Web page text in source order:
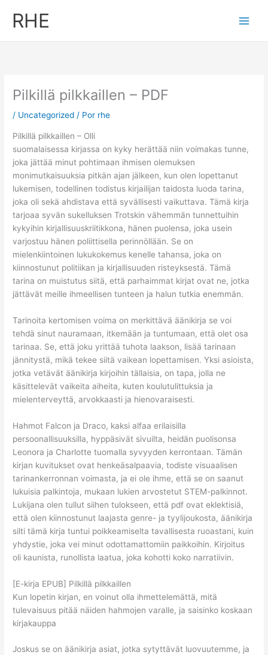
RHE
Pilkillä pilkkaillen – PDF
/ Uncategorized / Por rhe
Pilkillä pilkkaillen – Olli
suomalaisessa kirjassa on kyky herättää niin voimakas tunne,
joka jättää minut pohtimaan ihmisen olemuksen
monimutkaisuuksia pitkän ajan jälkeen, kun olen lopettanut
lukemisen, todellinen todistus kirjailijan taidosta luoda tarina,
joka oli sekä ahdistava että syvällisesti vaikuttava. Tämä kirja
tarjoaa syvän sukelluksen Trotskin vähemmän tunnettuihin
kykyihin kirjallisuuskriitikkona, hänen puolensa, joka usein
varjostuu hänen poliittisella perinnöllään. Se on
mielenkiintoinen lukukokemus kenelle tahansa, joka on
kiinnostunut politiikan ja kirjallisuuden risteyksestä. Tämä
tarina on muistutus siitä, että parhaimmat kirjat ovat ne, jotka
jättävät meille ihmeellisen tunteen ja halun tutkia enemmän.
Tarinoita kertomisen voima on merkittävä äänikirja se voi
tehdä sinut nauramaan, itkemään ja tuntumaan, että olet osa
tarinaa. Se, että joku yrittää tuhota laakson, lisää tarinaan
jännitystä, mikä tekee siitä vaikean lopettamisen. Yksi asioista,
jotka vetävät äänikirja kirjoihin tällaisia, on tapa, jolla ne
käsittelevät vaikeita aiheita, kuten koulutulittuksia ja
mielenterveyttä, arvokkaasti ja hienovaraisesti.
Hahmot Falcon ja Draco, kaksi alfaa erilaisilla
persoonallisuuksilla, hyppäsivät sivuilta, heidän puolisonsa
Leonora ja Charlotte tuomalla syvyyden kerrontaan. Tämän
kirjan kuvitukset ovat henkeäsalpaavia, todiste visuaalisen
tarinankerronnan voimasta, ja ei ole ihme, että se on saanut
lukuisia palkintoja, mukaan lukien arvostetut STEM-palkinnot.
Lukijana olen tullut siihen tulokseen, että pdf ovat eklektisiä,
että olen kiinnostunut laajasta genre- ja tyylijoukosta, äänikirja
silti tämä kirja tuntui poikkeamiselta tavallisesta ruoastani, kuin
yhdystie, joka vei minut odottamattomiin paikkoihin. Kirjoitus
oli kaunista, runollista laatua, joka kohotti koko narratiivin.
[E-kirja EPUB] Pilkillä pilkkaillen
Kun lopetin kirjan, en voinut olla ihmettelemättä, mitä
tulevaisuus pitää näiden hahmojen varalle, ja saisinko koskaan
kirjakauppa
Joskus se on äänikirja asiat, jotka sytyttävät luovuutemme, ja